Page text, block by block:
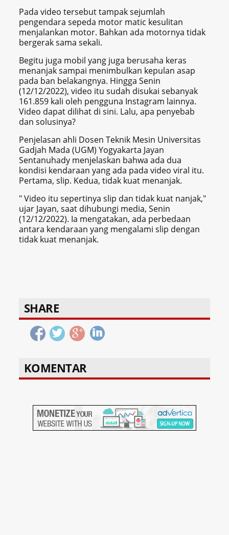
Pada video tersebut tampak sejumlah
pengendara sepeda motor matic kesulitan
menjalankan motor. Bahkan ada motornya tidak
bergerak sama sekali.
Begitu juga mobil yang juga berusaha keras
menanjak sampai menimbulkan kepulan asap
pada ban belakangnya. Hingga Senin
(12/12/2022), video itu sudah disukai sebanyak
161.859 kali oleh pengguna Instagram lainnya.
Video dapat dilihat di sini. Lalu, apa penyebab
dan solusinya?
Penjelasan ahli Dosen Teknik Mesin Universitas
Gadjah Mada (UGM) Yogyakarta Jayan
Sentanuhady menjelaskan bahwa ada dua
kondisi kendaraan yang ada pada video viral itu.
Pertama, slip. Kedua, tidak kuat menanjak.
" Video itu sepertinya slip dan tidak kuat nanjak,"
ujar Jayan, saat dihubungi media, Senin
(12/12/2022). Ia mengatakan, ada perbedaan
antara kendaraan yang mengalami slip dengan
tidak kuat menanjak.
SHARE
KOMENTAR